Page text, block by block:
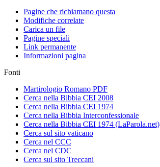
Pagine che richiamano questa
Modifiche correlate
Carica un file
Pagine speciali
Link permanente
Informazioni pagina
Fonti
Martirologio Romano PDF
Cerca nella Bibbia CEI 2008
Cerca nella Bibbia CEI 1974
Cerca nella Bibbia Interconfessionale
Cerca nella Bibbia CEI 1974 (LaParola.net)
Cerca sul sito vaticano
Cerca nel CCC
Cerca nel CDC
Cerca sul sito Treccani